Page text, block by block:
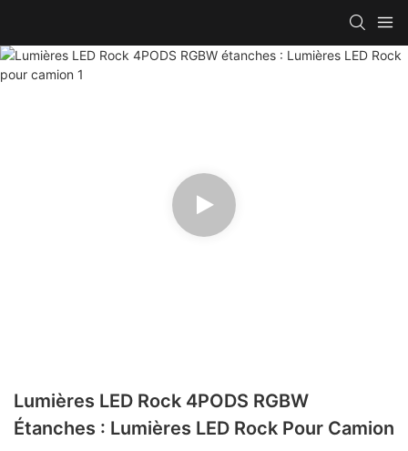
Lumières LED Rock 4PODS RGBW
Étanches : Lumières LED Rock Pour Camion